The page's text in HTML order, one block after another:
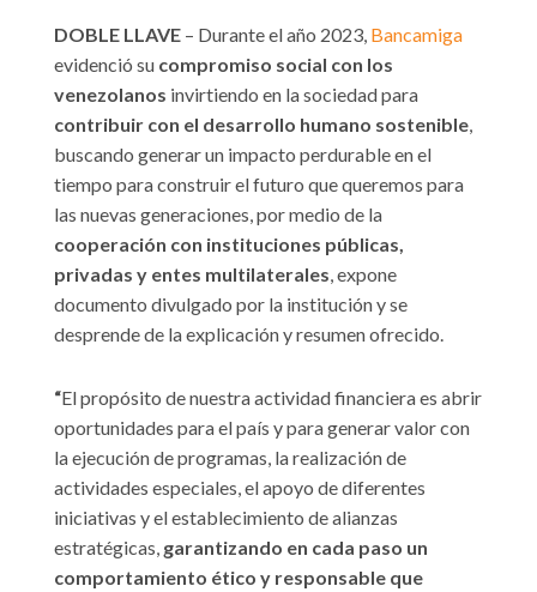
DOBLE LLAVE – Durante el año 2023, Bancamiga
evidenció su compromiso social con los
venezolanos invirtiendo en la sociedad para
contribuir con el desarrollo humano sostenible,
buscando generar un impacto perdurable en el
tiempo para construir el futuro que queremos para
las nuevas generaciones, por medio de la
cooperación con instituciones públicas,
privadas y entes multilaterales, expone
documento divulgado por la institución y se
desprende de la explicación y resumen ofrecido.
“El propósito de nuestra actividad financiera es abrir
oportunidades para el país y para generar valor con
la ejecución de programas, la realización de
actividades especiales, el apoyo de diferentes
iniciativas y el establecimiento de alianzas
estratégicas, garantizando en cada paso un
comportamiento ético y responsable que